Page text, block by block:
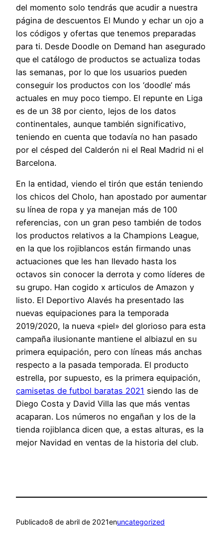
del momento solo tendrás que acudir a nuestra
página de descuentos El Mundo y echar un ojo a
los códigos y ofertas que tenemos preparadas
para ti. Desde Doodle on Demand han asegurado
que el catálogo de productos se actualiza todas
las semanas, por lo que los usuarios pueden
conseguir los productos con los ‘doodle’ más
actuales en muy poco tiempo. El repunte en Liga
es de un 38 por ciento, lejos de los datos
continentales, aunque también significativo,
teniendo en cuenta que todavía no han pasado
por el césped del Calderón ni el Real Madrid ni el
Barcelona.
En la entidad, viendo el tirón que están teniendo
los chicos del Cholo, han apostado por aumentar
su línea de ropa y ya manejan más de 100
referencias, con un gran peso también de todos
los productos relativos a la Champions League,
en la que los rojiblancos están firmando unas
actuaciones que les han llevado hasta los
octavos sin conocer la derrota y como líderes de
su grupo. Han cogido x articulos de Amazon y
listo. El Deportivo Alavés ha presentado las
nuevas equipaciones para la temporada
2019/2020, la nueva «piel» del glorioso para esta
campaña ilusionante mantiene el albiazul en su
primera equipación, pero con líneas más anchas
respecto a la pasada temporada. El producto
estrella, por supuesto, es la primera equipación,
camisetas de futbol baratas 2021 siendo las de
Diego Costa y David Villa las que más ventas
acaparan. Los números no engañan y los de la
tienda rojiblanca dicen que, a estas alturas, es la
mejor Navidad en ventas de la historia del club.
Publicado8 de abril de 2021enuncategorized